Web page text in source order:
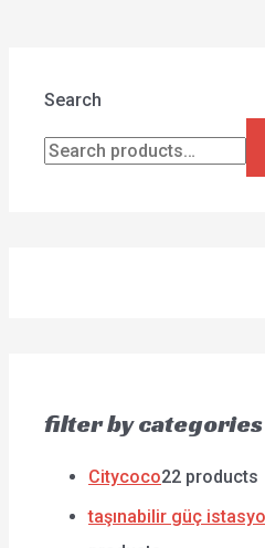
Search
filter by categories
Citycoco22 products
taşınabilir güç